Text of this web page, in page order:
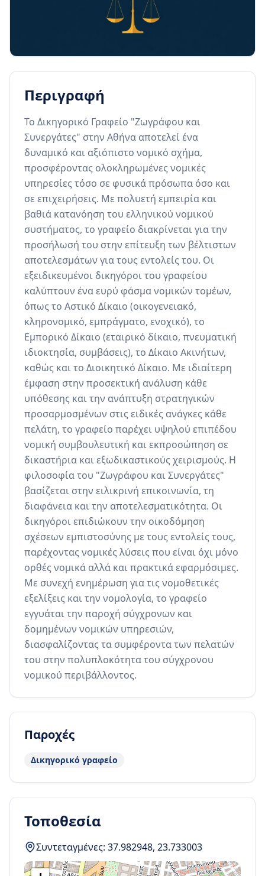
Περιγραφή
Το Δικηγορικό Γραφείο "Ζωγράφου και
Συνεργάτες" στην Αθήνα αποτελεί ένα
δυναμικό και αξιόπιστο νομικό σχήμα,
προσφέροντας ολοκληρωμένες νομικές
υπηρεσίες τόσο σε φυσικά πρόσωπα όσο και
σε επιχειρήσεις. Με πολυετή εμπειρία και
βαθιά κατανόηση του ελληνικού νομικού
συστήματος, το γραφείο διακρίνεται για την
προσήλωσή του στην επίτευξη των βέλτιστων
αποτελεσμάτων για τους εντολείς του. Οι
εξειδικευμένοι δικηγόροι του γραφείου
καλύπτουν ένα ευρύ φάσμα νομικών τομέων,
όπως το Αστικό Δίκαιο (οικογενειακό,
κληρονομικό, εμπράγματο, ενοχικό), το
Εμπορικό Δίκαιο (εταιρικό δίκαιο, πνευματική
ιδιοκτησία, συμβάσεις), το Δίκαιο Ακινήτων,
καθώς και το Διοικητικό Δίκαιο. Με ιδιαίτερη
έμφαση στην προσεκτική ανάλυση κάθε
υπόθεσης και την ανάπτυξη στρατηγικών
προσαρμοσμένων στις ειδικές ανάγκες κάθε
πελάτη, το γραφείο παρέχει υψηλού επιπέδου
νομική συμβουλευτική και εκπροσώπηση σε
δικαστήρια και εξωδικαστικούς χειρισμούς. Η
φιλοσοφία του "Ζωγράφου και Συνεργάτες"
βασίζεται στην ειλικρινή επικοινωνία, τη
διαφάνεια και την αποτελεσματικότητα. Οι
δικηγόροι επιδιώκουν την οικοδόμηση
σχέσεων εμπιστοσύνης με τους εντολείς τους,
παρέχοντας νομικές λύσεις που είναι όχι μόνο
ορθές νομικά αλλά και πρακτικά εφαρμόσιμες.
Με συνεχή ενημέρωση για τις νομοθετικές
εξελίξεις και την νομολογία, το γραφείο
εγγυάται την παροχή σύγχρονων και
δομημένων νομικών υπηρεσιών,
διασφαλίζοντας τα συμφέροντα των πελατών
του στην πολυπλοκότητα του σύγχρονου
νομικού περιβάλλοντος.
Παροχές
Δικηγορικό γραφείο
Τοποθεσία
Συντεταγμένες: 37.982948, 23.733003